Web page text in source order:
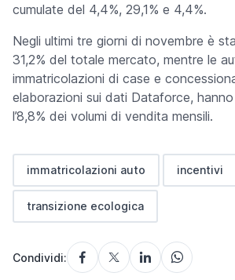
cumulate del 4,4%, 29,1% e 4,4%.
Negli ultimi tre giorni di novembre è
31,2% del totale mercato, mentre le
immatricolazioni di case e
elaborazioni sui dati Dataforce,
l’8,8% dei volumi di vendita mensili.
immatricolazioni auto incentivi
transizione ecologica
Condividi: